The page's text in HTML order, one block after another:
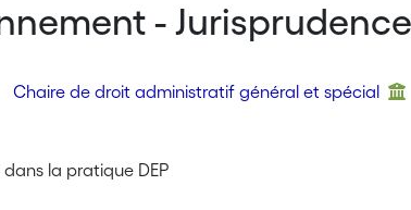
- Jurisprudence
Chaire de droit administratif général et spécial
dans la pratique DEP